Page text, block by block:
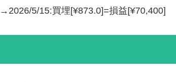
5/15:買埋[¥873.0]=損益[¥70,400]